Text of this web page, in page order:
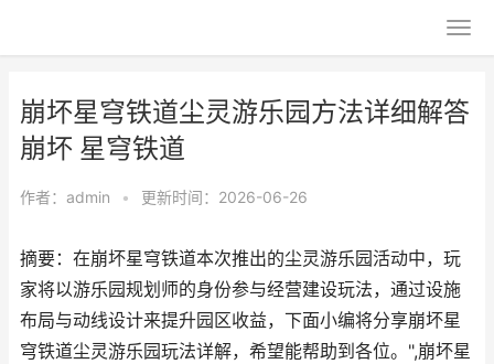
崩坏星穹铁道尘灵游乐园方法详细解答
崩坏 星穹铁道
作者： admin • 更新时间：2026-06-26
摘要：在崩坏星穹铁道本次推出的尘灵游乐园活动中，玩
家将以游乐园规划师的身份参与经营建设玩法，通过设施
布局与动线设计来提升园区收益，下面小编将分享崩坏星
穹铁道尘灵游乐园玩法详解，希望能帮助到各位。",崩坏星